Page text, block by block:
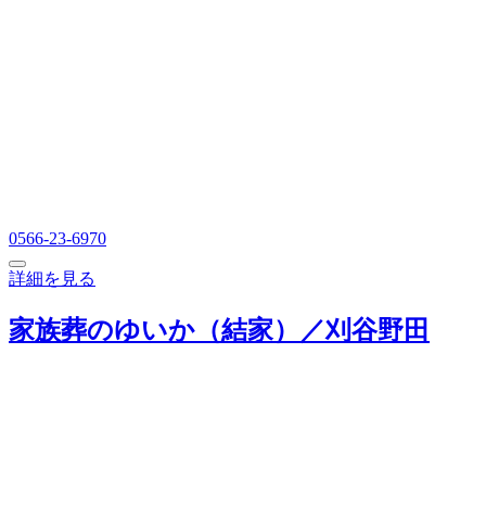
0566-23-6970
詳細を見る
家族葬のゆいか（結家）／刈谷野田